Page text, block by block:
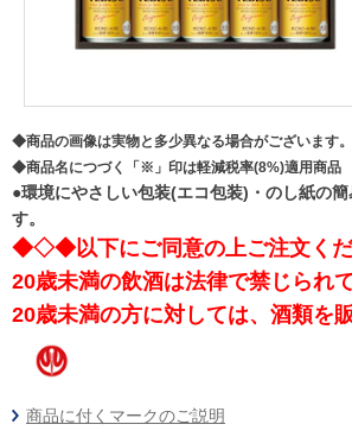
◆商品の画像は実物と多少異なる場合がございます。
◆商品名につづく「※」印は軽減税率(8%)適用商品
●環境にやさしい包装(エコ包装)・のし紙の
す。
◆◇◆以下にご同意の上ご注文
20歳未満の飲酒は法律で禁じられ
20歳未満の方に対しては、酒類を
商品に付くマークのご説明